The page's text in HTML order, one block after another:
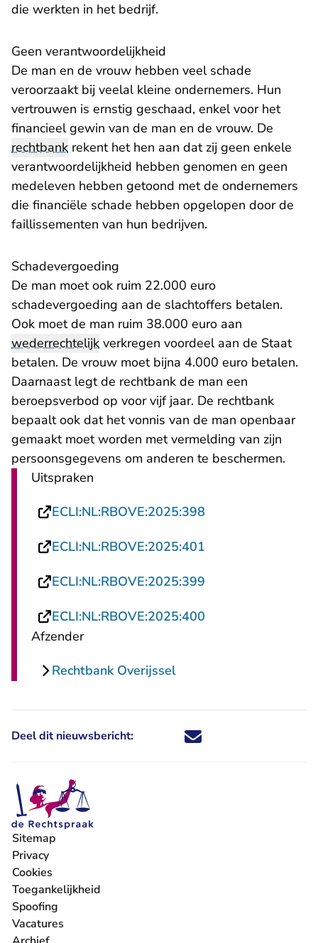
die werkten in het bedrijf.
Geen verantwoordelijkheid
De man en de vrouw hebben veel schade
veroorzaakt bij veelal kleine ondernemers. Hun
vertrouwen is ernstig geschaad, enkel voor het
financieel gewin van de man en de vrouw. De
rechtbank rekent het hen aan dat zij geen enkele
verantwoordelijkheid hebben genomen en geen
medeleven hebben getoond met de ondernemers
die financiële schade hebben opgelopen door de
faillissementen van hun bedrijven.
Schadevergoeding
De man moet ook ruim 22.000 euro
schadevergoeding aan de slachtoffers betalen.
Ook moet de man ruim 38.000 euro aan
wederrechtelijk verkregen voordeel aan de Staat
betalen. De vrouw moet bijna 4.000 euro betalen.
Daarnaast legt de rechtbank de man een
beroepsverbod op voor vijf jaar. De rechtbank
bepaalt ook dat het vonnis van de man openbaar
gemaakt moet worden met vermelding van zijn
persoonsgegevens om anderen te beschermen.
Uitspraken
ECLI:NL:RBOVE:2025:398
ECLI:NL:RBOVE:2025:401
ECLI:NL:RBOVE:2025:399
ECLI:NL:RBOVE:2025:400
Afzender
Rechtbank Overijssel
Deel dit nieuwsbericht: Deel dit nieuwsbericht via X -
Deel dit nieuwsbericht via
Deel dit nieuwsbericht
Deel dit
Sitemap
Privacy
Cookies
Toegankelijkheid
Spoofing
Vacatures
- U verlaat Rechtspraak.nl